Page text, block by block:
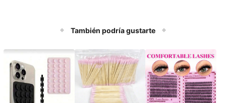
También podría gustarte